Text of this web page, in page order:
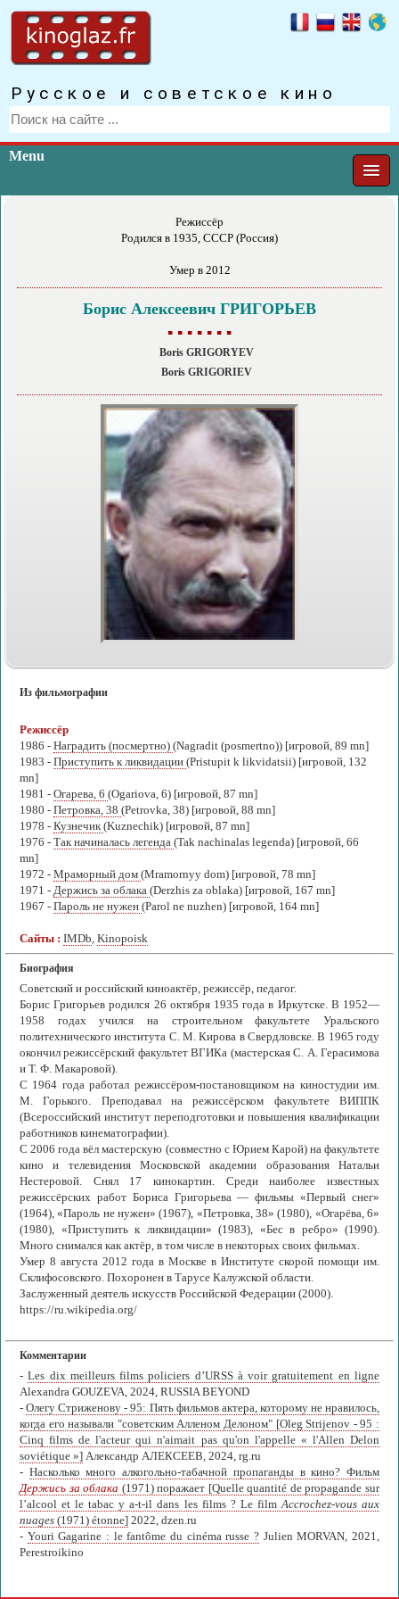
Русское и советское кино
Menu
Режиссёр
Родился в 1935, СССР (Россия)
Умер в 2012
Борис Алексеевич ГРИГОРЬЕВ
▪ ▪ ▪ ▪ ▪ ▪ ▪
Boris GRIGORYEV
Boris GRIGORIEV
Из фильмографии
Режиссёр
1986 - Наградить (посмертно) (Nagradit (posmertno)) [игровой, 89 mn]
1983 - Приступить к ликвидации (Pristupit k likvidatsii) [игровой, 132
mn]
1981 - Огарева, 6 (Ogariova, 6) [игровой, 87 mn]
1980 - Петровка, 38 (Petrovka, 38) [игровой, 88 mn]
1978 - Кузнечик (Kuznechik) [игровой, 87 mn]
1976 - Так начиналась легенда (Tak nachinalas legenda) [игровой, 66
mn]
1972 - Мраморный дом (Mramornyy dom) [игровой, 78 mn]
1971 - Держись за облака (Derzhis za oblaka) [игровой, 167 mn]
1967 - Пароль не нужен (Parol ne nuzhen) [игровой, 164 mn]
Сайты : IMDb Kinopoisk
Биография
Советский и российский киноактёр, режиссёр, педагог.
Борис Григорьев родился 26 октября 1935 года в Иркутске. В 1952—
1958 годах учился на строительном факультете Уральского
политехнического института С. М. Кирова в Свердловске. В 1965 году
окончил режиссёрский факультет ВГИКа (мастерская С. А. Герасимова
и Т. Ф. Макаровой).
С 1964 года работал режиссёром-постановщиком на киностудии им.
М. Горького. Преподавал на режиссёрском факультете ВИППК
(Всероссийский институт переподготовки и повышения квалификации
работников кинематографии).
С 2006 года вёл мастерскую (совместно с Юрием Карой) на факультете
кино и телевидения Московской академии образования Натальи
Нестеровой. Снял 17 кинокартин. Среди наиболее известных
режиссёрских работ Бориса Григорьева — фильмы «Первый снег»
(1964), «Пароль не нужен» (1967), «Петровка, 38» (1980), «Огарёва, 6»
(1980), «Приступить к ликвидации» (1983), «Бес в ребро» (1990).
Много снимался как актёр, в том числе в некоторых своих фильмах.
Умер 8 августа 2012 года в Москве в Институте скорой помощи им.
Склифосовского. Похоронен в Тарусе Калужской области.
Заслуженный деятель искусств Российской Федерации (2000).
https://ru.wikipedia.org/
Комментарии
-Les dix meilleurs films policiers d’URSS à voir gratuitement en ligne
Alexandra GOUZEVA, 2024, RUSSIA BEYOND
-Олегу Стриженову - 95: Пять фильмов актера, которому не нравилось,
когда его называли "советским Алленом Делоном" [Oleg Strijenov - 95 :
Cinq films de l'acteur qui n'aimait pas qu'on l'appelle « l'Allen Delon
soviétique »] Александр АЛЕКСЕЕВ, 2024, rg.ru
- Насколько много алкогольно-табачной пропаганды в кино? Фильм
Держись за облака (1971) поражает [Quelle quantité de propagande sur
l’alcool et le tabac y a-t-il dans les films ? Le filmAccrochez-vous aux
nuages (1971) étonne] 2022, dzen.ru
- Youri Gagarine : le fantôme du cinéma russe ? Julien MORVAN, 2021,
Perestroikino